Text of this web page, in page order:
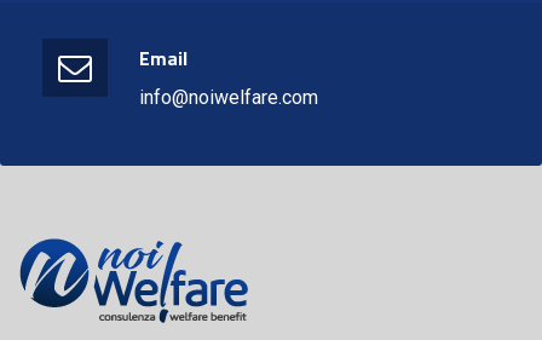
Email
info@noiwelfare.com